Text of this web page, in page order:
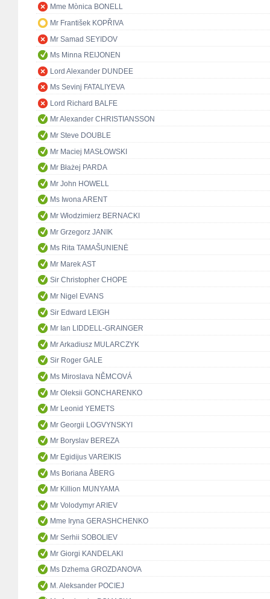
Mme Mònica BONELL
Mr František KOPŘIVA
Mr Samad SEYIDOV
Ms Minna REIJONEN
Lord Alexander DUNDEE
Ms Sevinj FATALIYEVA
Lord Richard BALFE
Mr Alexander CHRISTIANSSON
Mr Steve DOUBLE
Mr Maciej MASŁOWSKI
Mr Błażej PARDA
Mr John HOWELL
Ms Iwona ARENT
Mr Włodzimierz BERNACKI
Mr Grzegorz JANIK
Ms Rita TAMAŠUNIENĖ
Mr Marek AST
Sir Christopher CHOPE
Mr Nigel EVANS
Sir Edward LEIGH
Mr Ian LIDDELL-GRAINGER
Mr Arkadiusz MULARCZYK
Sir Roger GALE
Ms Miroslava NĚMCOVÁ
Mr Oleksii GONCHARENKO
Mr Leonid YEMETS
Mr Georgii LOGVYNSKYI
Mr Boryslav BEREZA
Mr Egidijus VAREIKIS
Ms Boriana ÅBERG
Mr Killion MUNYAMA
Mr Volodymyr ARIEV
Mme Iryna GERASHCHENKO
Mr Serhii SOBOLIEV
Mr Giorgi KANDELAKI
Ms Dzhema GROZDANOVA
M. Aleksander POCIEJ